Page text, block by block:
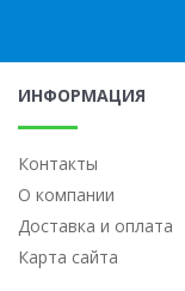
ИНФОРМАЦИЯ
Контакты
О компании
Доставка и оплата
Карта сайта